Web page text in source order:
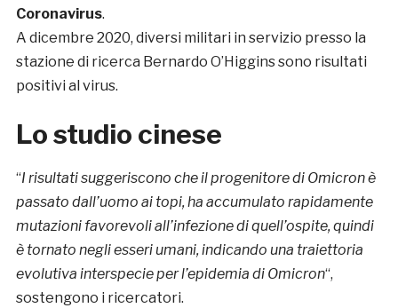
Coronavirus.
A dicembre 2020, diversi militari in servizio presso la
stazione di ricerca Bernardo O’Higgins sono risultati
positivi al virus.
Lo studio cinese
“I risultati suggeriscono che il progenitore di Omicron è
passato dall’uomo ai topi, ha accumulato rapidamente
mutazioni favorevoli all’infezione di quell’ospite, quindi
è tornato negli esseri umani, indicando una traiettoria
evolutiva interspecie per l’epidemia di Omicron“,
sostengono i ricercatori.